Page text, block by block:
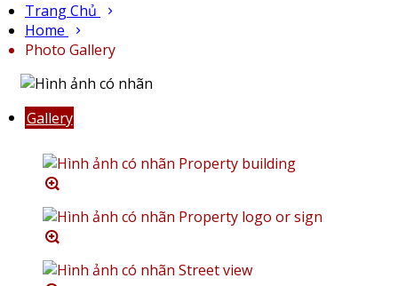
Trang Chủ
Home
Photo Gallery
Gallery